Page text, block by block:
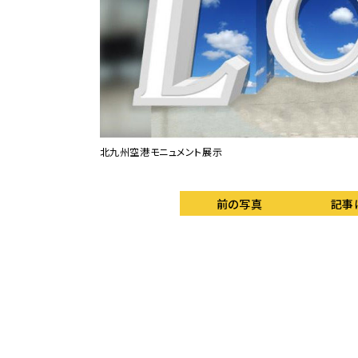
北九州空港モニュメント展示
前の写真 記事